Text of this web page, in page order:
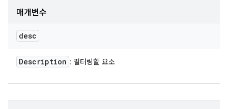
매개변수
desc
Description : 필터링할 요소